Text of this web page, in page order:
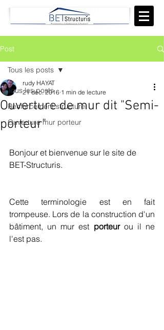
Post
Tous les posts
Renforcement structurel
Ouverture mur porteur
Tous les posts
Ouverture de mur dit "Semi-
porteur"
rudy HAYAT
21 déc. 2016 1 min de lecture
Bonjour et bienvenue sur le site de
BET-Structuris.
Cette terminologie est en fait
trompeuse. Lors de la construction d'un
bâtiment, un mur est porteur ou il ne
l'est pas.